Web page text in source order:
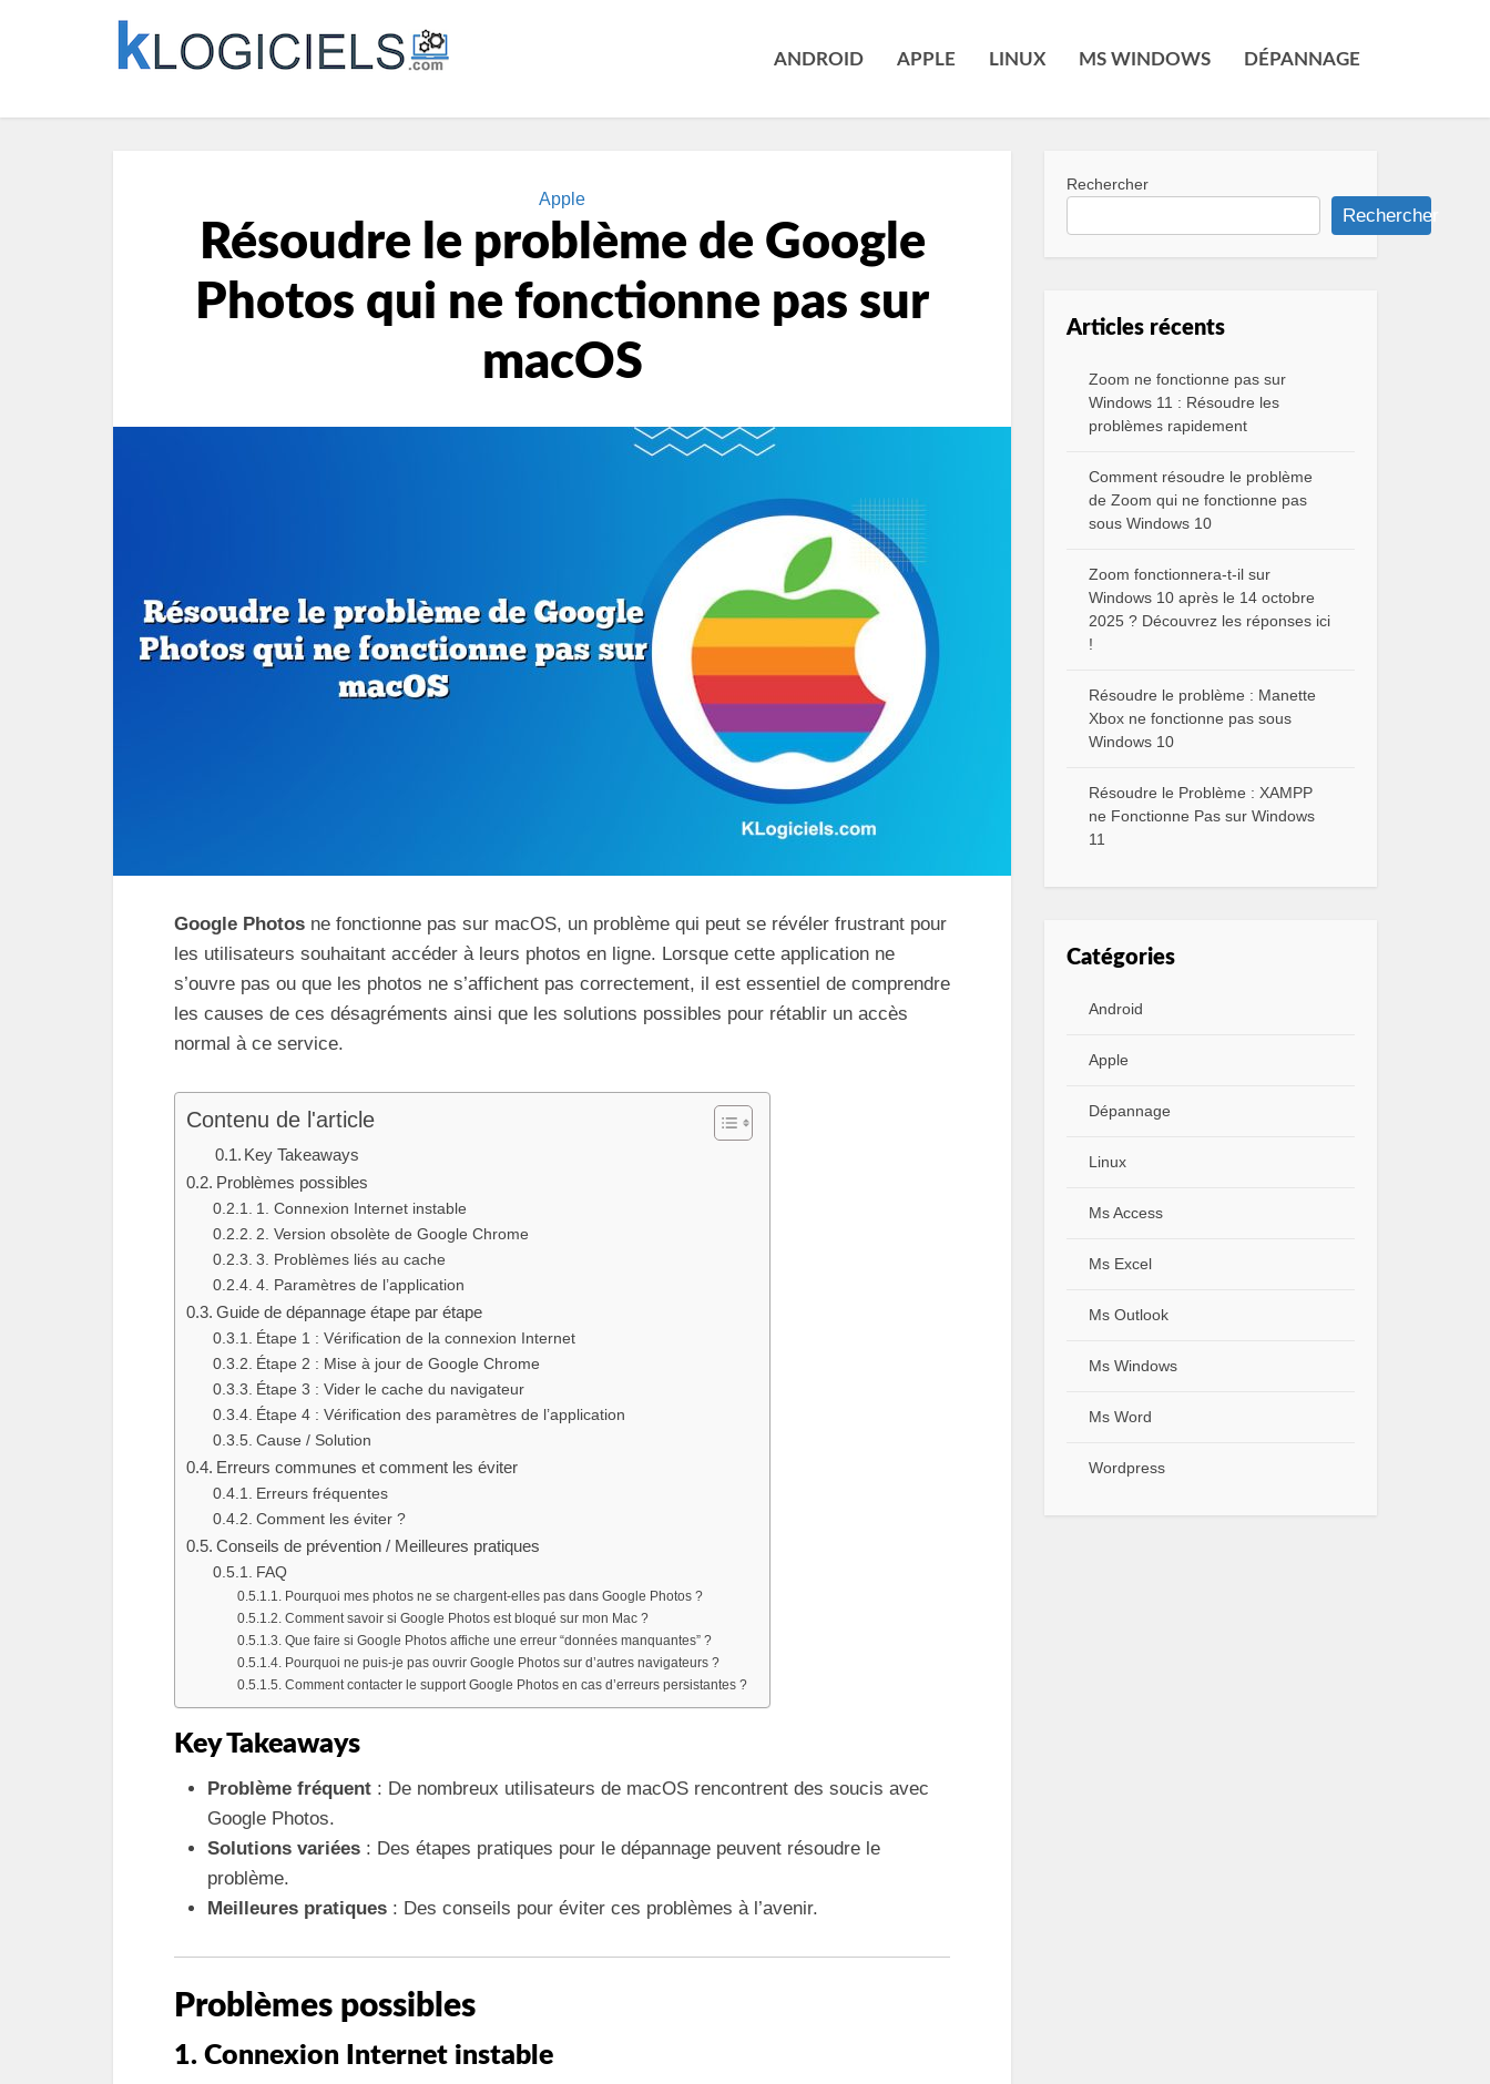
ANDROID APPLE LINUX MS WINDOWS DÉPANNAGE
Apple
Résoudre le problème de Google
Photos qui ne fonctionne pas sur
macOS
Google Photos ne fonctionne pas sur macOS, un problème qui peut se révéler frustrant pour
les utilisateurs souhaitant accéder à leurs photos en ligne. Lorsque cette application ne
s’ouvre pas ou que les photos ne s’affichent pas correctement, il est essentiel de comprendre
les causes de ces désagréments ainsi que les solutions possibles pour rétablir un accès
normal à ce service.
Contenu de l'article
Key Takeaways
Problèmes possibles
1. Connexion Internet instable
2. Version obsolète de Google Chrome
3. Problèmes liés au cache
4. Paramètres de l’application
Guide de dépannage étape par étape
Étape 1 : Vérification de la connexion Internet
Étape 2 : Mise à jour de Google Chrome
Étape 3 : Vider le cache du navigateur
Étape 4 : Vérification des paramètres de l’application
Cause / Solution
Erreurs communes et comment les éviter
Erreurs fréquentes
Comment les éviter ?
Conseils de prévention / Meilleures pratiques
FAQ
Pourquoi mes photos ne se chargent-elles pas dans Google Photos ?
Comment savoir si Google Photos est bloqué sur mon Mac ?
Que faire si Google Photos affiche une erreur “données manquantes” ?
Pourquoi ne puis-je pas ouvrir Google Photos sur d’autres navigateurs ?
Comment contacter le support Google Photos en cas d’erreurs persistantes ?
Key Takeaways
Problème fréquent : De nombreux utilisateurs de macOS rencontrent des soucis avec
Google Photos.
Solutions variées : Des étapes pratiques pour le dépannage peuvent résoudre le
problème.
Meilleures pratiques : Des conseils pour éviter ces problèmes à l’avenir.
Problèmes possibles
1. Connexion Internet instable
Rechercher
Rechercher
Articles récents
Zoom ne fonctionne pas sur
Windows 11 : Résoudre les
problèmes rapidement
Comment résoudre le problème
de Zoom qui ne fonctionne pas
sous Windows 10
Zoom fonctionnera-t-il sur
Windows 10 après le 14 octobre
2025 ? Découvrez les réponses ici
!
Résoudre le problème : Manette
Xbox ne fonctionne pas sous
Windows 10
Résoudre le Problème : XAMPP
ne Fonctionne Pas sur Windows
11
Catégories
Android
Apple
Dépannage
Linux
Ms Access
Ms Excel
Ms Outlook
Ms Windows
Ms Word
Wordpress